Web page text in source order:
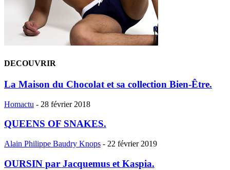
DECOUVRIR
La Maison du Chocolat et sa collection Bien-Être.
Homactu - 28 février 2018
QUEENS OF SNAKES.
Alain Philippe Baudry Knops - 22 février 2019
OURSIN par Jacquemus et Kaspia.